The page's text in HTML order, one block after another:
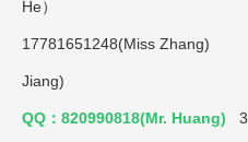
He）
17781651248(Miss
Jiang)
QQ：820990818(Mr. Huang)